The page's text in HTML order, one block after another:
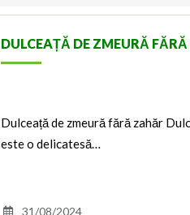
DULCEAȚĂ DE ZMEURĂ
Dulceață de zmeură fără zahăr
este o delicatesă…
31/08/2024